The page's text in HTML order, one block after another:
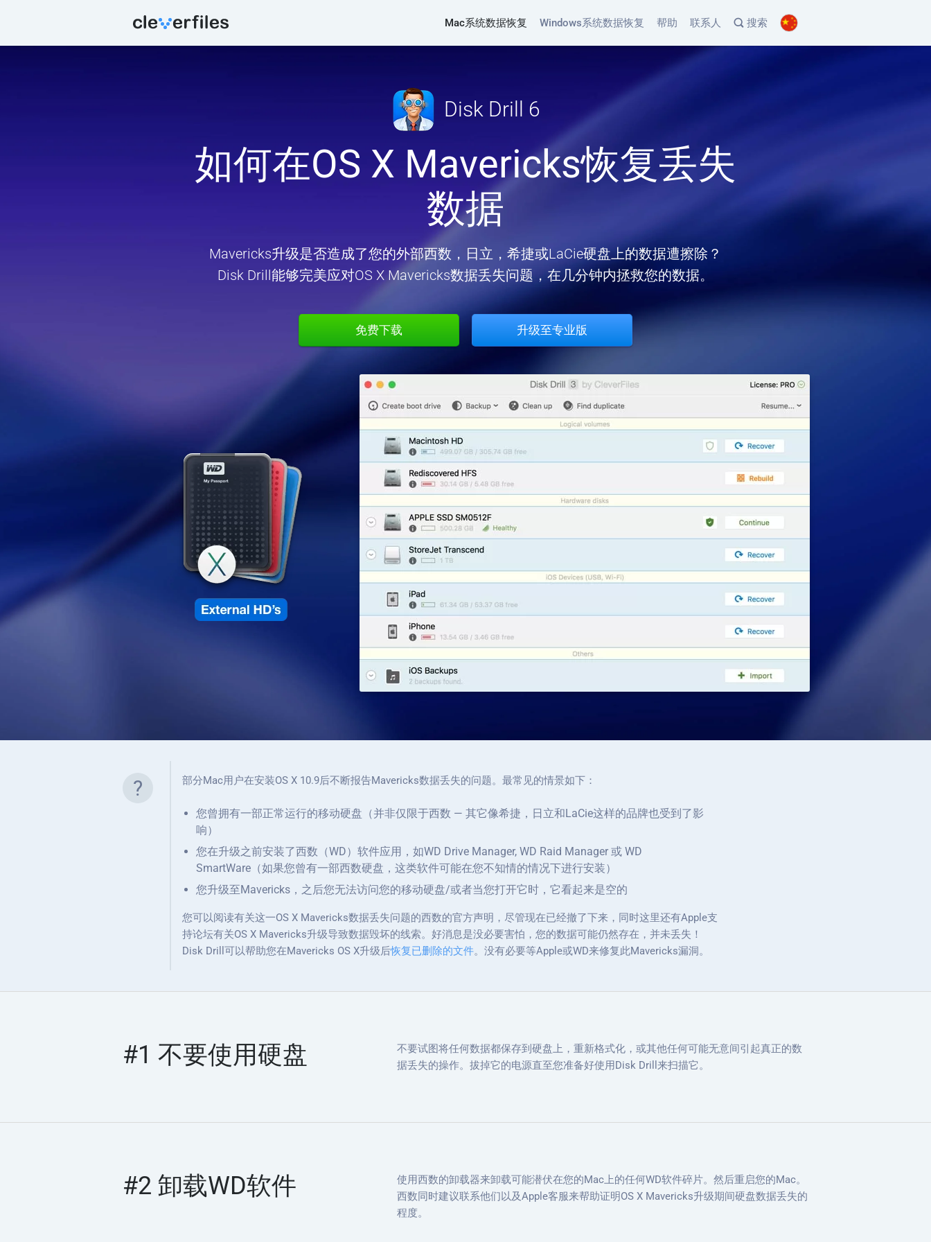
Mac系统数据恢复 Windows系统数据恢复 帮助 联系人 搜索
Disk Drill 6
如何在OS X Mavericks恢复丢失
数据
Mavericks升级是否造成了您的外部西数，日立，希捷或LaCie硬盘上的数据遭擦除？
Disk Drill能够完美应对OS X Mavericks数据丢失问题，在几分钟内拯救您的数据。
免费下载 升级至专业版
? 部分Mac用户在安装OS X 10.9后不断报告Mavericks数据丢失的问题。最常见的情景如下：
您曾拥有一部正常运行的移动硬盘（并非仅限于西数 — 其它像希捷，日立和LaCie这样的品牌也受到了影
响）
您在升级之前安装了西数（WD）软件应用，如WD Drive Manager, WD Raid Manager 或 WD
SmartWare（如果您曾有一部西数硬盘，这类软件可能在您不知情的情况下进行安装）
您升级至Mavericks，之后您无法访问您的移动硬盘/或者当您打开它时，它看起来是空的
您可以阅读有关这一OS X Mavericks数据丢失问题的西数的官方声明，尽管现在已经撤了下来，同时这里还有Apple支
持论坛有关OS X Mavericks升级导致数据毁坏的线索。好消息是没必要害怕，您的数据可能仍然存在，并未丢失！
Disk Drill可以帮助您在Mavericks OS X升级后恢复已删除的文件。没有必要等Apple或WD来修复此Mavericks漏洞。
#1 不要使用硬盘
不要试图将任何数据都保存到硬盘上，重新格式化，或其他任何可能无意间引起真正的数
据丢失的操作。拔掉它的电源直至您准备好使用Disk Drill来扫描它。
#2 卸载WD软件
使用西数的卸载器来卸载可能潜伏在您的Mac上的任何WD软件碎片。然后重启您的Mac。
西数同时建议联系他们以及Apple客服来帮助证明OS X Mavericks升级期间硬盘数据丢失的
程度。